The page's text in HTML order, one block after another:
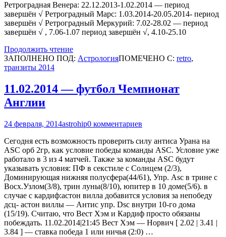
Ретроградная Венера: 22.12.2013-1.02.2014 — период
завершён √ Ретроградный Марс: 1.03.2014-20.05.2014- период
завершён √ Ретроградный Меркурий: 7.02-28.02 — период
завершён √ , 7.06-1.07 период завершён √, 4.10-25.10
Продолжить чтение
ЗАПОЛНЕНО ПОД: АстрологияПОМЕЧЕНО С: retro,
транзиты 2014
11.02.2014 — футбол Чемпионат
Англии
24 февраля, 2014astrohip0 комментариев
Сегодня есть возможность проверить силу антиса Урана на
ASC орб 2гр, как условие победы команды ASC. Условие уже
работало в 3 из 4 матчей. Также за команды ASC будут
указывать условия: ПФ в секстиле с Солнцем (2/3),
Доминирующая нижняя полусфера(44/61), Упр. Asc в трине с
Восх.Узлом(3/8), трин луны(8/10), юпитер в 10 доме(5/6). в
случае с кардиф:астон вилла добавится условия за непобеду
дсц- астон виллы — Антис упр. Dsc внутри 10-го дома
(15/19). Считаю, что Вест Хэм и Кардиф просто обязаны
побеждать. 11.02.2014|21:45 Вест Хэм — Норвич [ 2.02 | 3.41 |
3.84 ] — ставка победа 1 или ничья (2:0) …